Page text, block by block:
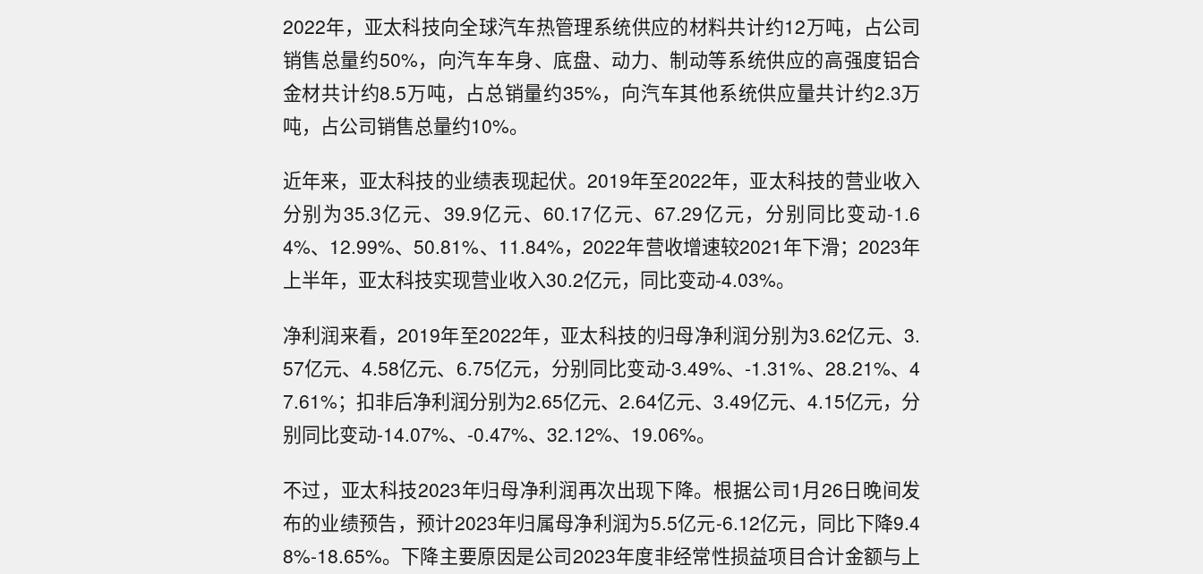
2022年，亚太科技向全球汽车热管理系统供应的材料共计约12万吨，占公司
销售总量约50%，向汽车车身、底盘、动力、制动等系统供应的高强度铝合
金材共计约8.5万吨，占总销量约35%，向汽车其他系统供应量共计约2.3万
吨，占公司销售总量约10%。
近年来，亚太科技的业绩表现起伏。2019年至2022年，亚太科技的营业收入
分别为35.3亿元、39.9亿元、60.17亿元、67.29亿元，分别同比变动-1.6
4%、12.99%、50.81%、11.84%，2022年营收增速较2021年下滑；2023年
上半年，亚太科技实现营业收入30.2亿元，同比变动-4.03%。
净利润来看，2019年至2022年，亚太科技的归母净利润分别为3.62亿元、3.
57亿元、4.58亿元、6.75亿元，分别同比变动-3.49%、-1.31%、28.21%、4
7.61%；扣非后净利润分别为2.65亿元、2.64亿元、3.49亿元、4.15亿元，分
别同比变动-14.07%、-0.47%、32.12%、19.06%。
不过，亚太科技2023年归母净利润再次出现下降。根据公司1月26日晚间发
布的业绩预告，预计2023年归属母净利润为5.5亿元-6.12亿元，同比下降9.4
8%-18.65%。下降主要原因是公司2023年度非经常性损益项目合计金额与上